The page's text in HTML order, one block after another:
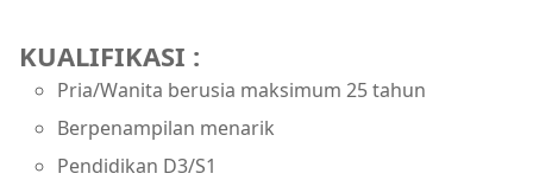
KUALIFIKASI :
Pria/Wanita berusia maksimum 25 tahun
Berpenampilan menarik
Pendidikan D3/S1